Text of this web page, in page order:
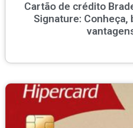
Cartão de crédito
Signature: Conheça,